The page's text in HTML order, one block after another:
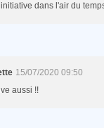
dans l'air du
15/07/2020 09:50
aussi !!